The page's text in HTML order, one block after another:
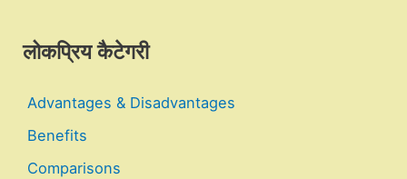
लोकप्रिय कैटेगरी
Advantages & Disadvantages
Benefits
Comparisons